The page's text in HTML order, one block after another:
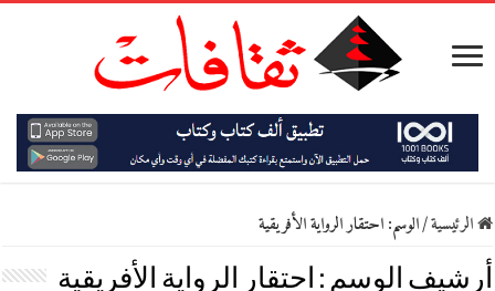
الرئيسية/الوسم:احتقار الرواية الأفريقية
أرشيف الوسم : احتقار الرواية الأفريقية